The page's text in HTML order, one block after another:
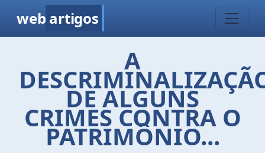
web artigos
A
DE ALGUNS
CRIMES CONTRA O
PATRIMÔNIO...